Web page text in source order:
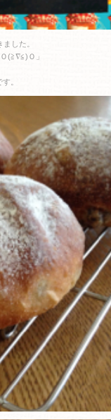
した。
(≧∇≦)Ｏ」
。